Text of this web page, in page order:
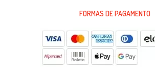
FORMAS DE PAGAMENTO